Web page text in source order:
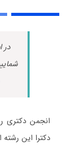
در
انجمن دکتری
دکترا این